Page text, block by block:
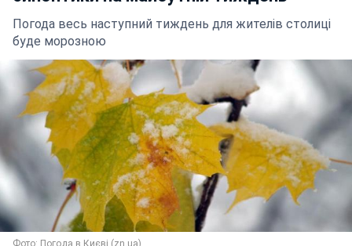
Погода весь наступний тиждень для жителів столиці
буде морозною
Фото: Погода в Києві (zn.ua)